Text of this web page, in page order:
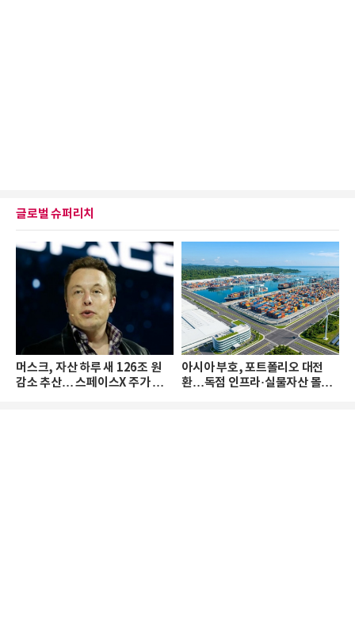
글로벌 슈퍼리치
머스크, 자산 하루 새 126조 원
감소 추산… 스페이스X 주가 하
아시아 부호, 포트폴리오 대전
환…독점 인프라·실물자산 몰린